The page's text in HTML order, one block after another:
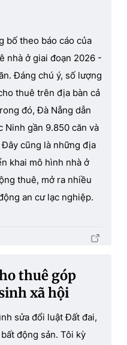
bố theo báo cáo của
nhà ở giai đoạn 2026 -
Đáng chú ý, số lượng
thuê trên địa bàn cả
đó, Đà Nẵng dẫn
Ninh gần 9.850 căn và
cũng là những địa
khai mô hình nhà ở
thuê, mở ra nhiều
an cư lạc nghiệp.
thuê góp
xã hội
sửa đổi luật Đất đai,
động sản. Tôi kỳ